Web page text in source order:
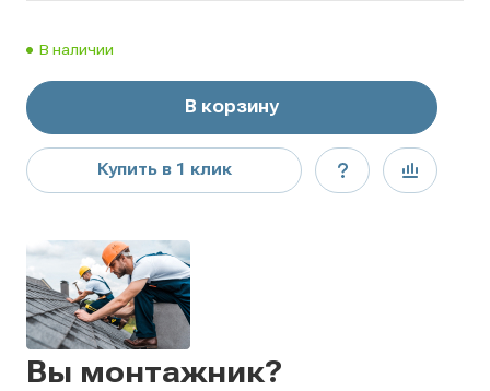
В наличии
В корзину
Купить в 1 клик
Вы монтажник?